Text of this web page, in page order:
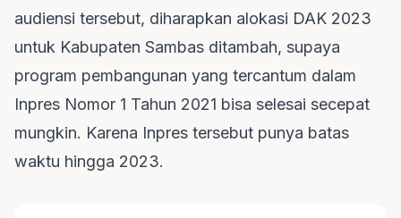
audiensi tersebut, diharapkan alokasi DAK 2023
untuk Kabupaten Sambas ditambah, supaya
program pembangunan yang tercantum dalam
Inpres Nomor 1 Tahun 2021 bisa selesai secepat
mungkin. Karena Inpres tersebut punya batas
waktu hingga 2023.